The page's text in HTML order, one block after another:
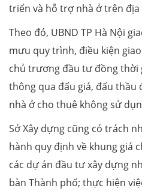
triển và hỗ trợ nhà ở trên
Theo đó, UBND TP Hà Nội
mưu quy trình, điều kiện
chủ trương đầu tư đồng thời
thông qua đấu giá, đấu thầu
nhà ở cho thuê không sử
Sở Xây dựng cũng có trách
hành quy định về khung giá
các dự án đầu tư xây dựng
bàn Thành phố; thực hiện